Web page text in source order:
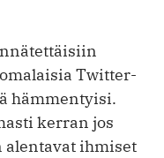
Twitter-
hämmentyisi.
kerran jos
alentavat ihmiset